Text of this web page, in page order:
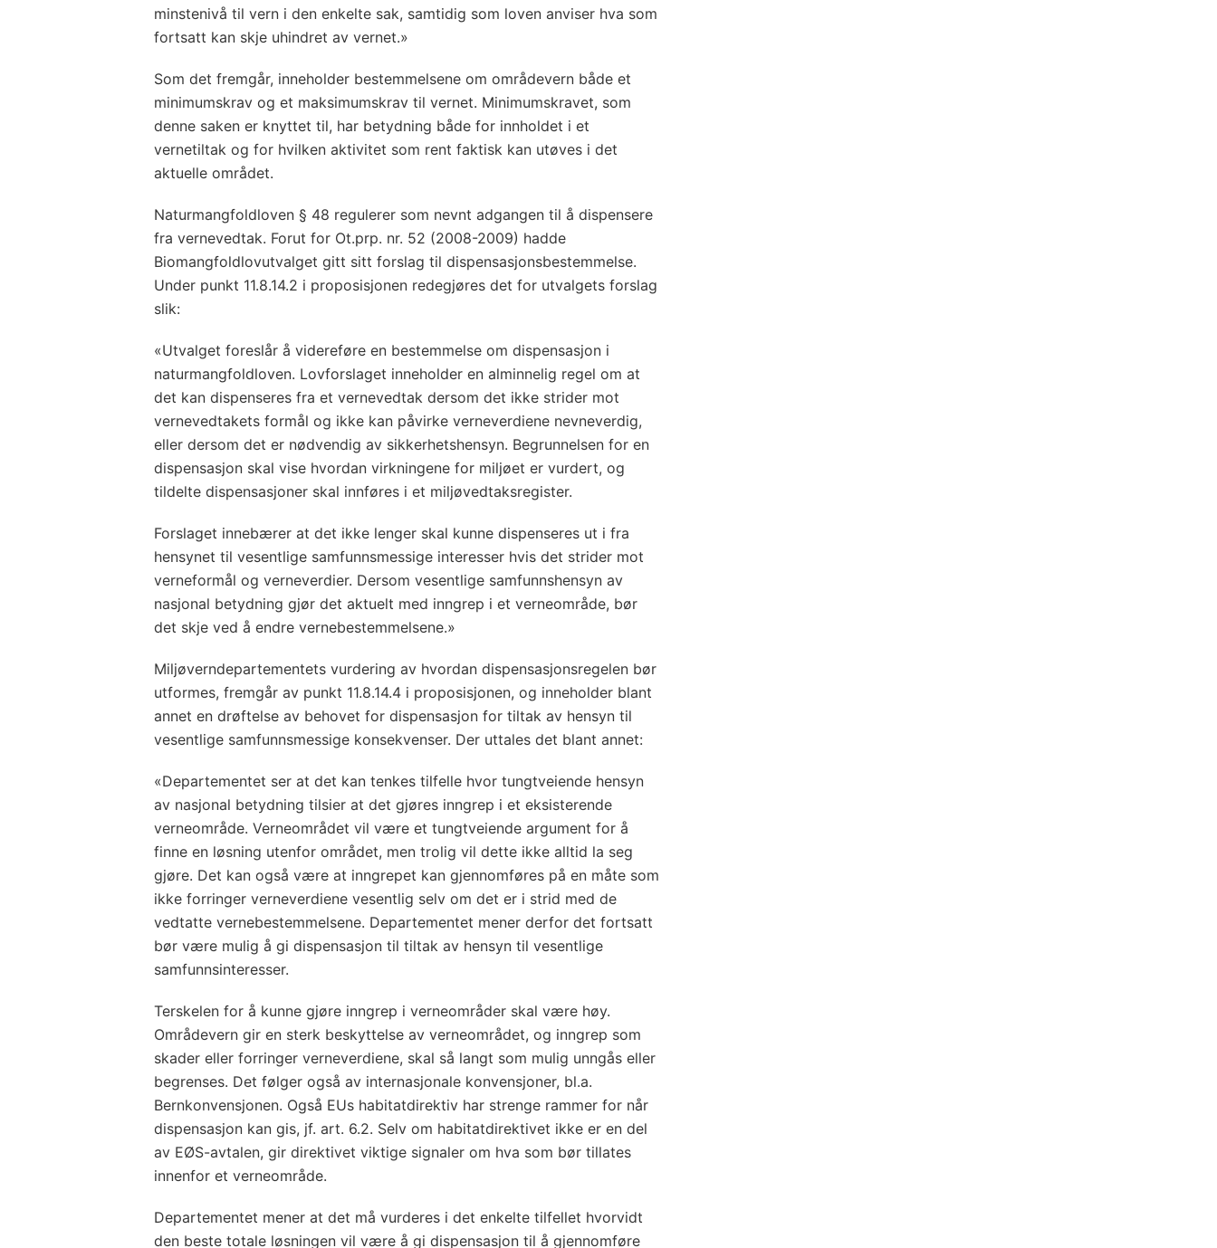
minstenivå til vern i den enkelte sak, samtidig som loven anviser hva som
fortsatt kan skje uhindret av vernet.»
Som det fremgår, inneholder bestemmelsene om områdevern både et
minimumskrav og et maksimumskrav til vernet. Minimumskravet, som
denne saken er knyttet til, har betydning både for innholdet i et
vernetiltak og for hvilken aktivitet som rent faktisk kan utøves i det
aktuelle området.
Naturmangfoldloven § 48 regulerer som nevnt adgangen til å dispensere
fra vernevedtak. Forut for Ot.prp. nr. 52 (2008-2009) hadde
Biomangfoldlovutvalget gitt sitt forslag til dispensasjonsbestemmelse.
Under punkt 11.8.14.2 i proposisjonen redegjøres det for utvalgets forslag
slik:
«Utvalget foreslår å videreføre en bestemmelse om dispensasjon i
naturmangfoldloven. Lovforslaget inneholder en alminnelig regel om at
det kan dispenseres fra et vernevedtak dersom det ikke strider mot
vernevedtakets formål og ikke kan påvirke verneverdiene nevneverdig,
eller dersom det er nødvendig av sikkerhetshensyn. Begrunnelsen for en
dispensasjon skal vise hvordan virkningene for miljøet er vurdert, og
tildelte dispensasjoner skal innføres i et miljøvedtaksregister.
Forslaget innebærer at det ikke lenger skal kunne dispenseres ut i fra
hensynet til vesentlige samfunnsmessige interesser hvis det strider mot
verneformål og verneverdier. Dersom vesentlige samfunnshensyn av
nasjonal betydning gjør det aktuelt med inngrep i et verneområde, bør
det skje ved å endre vernebestemmelsene.»
Miljøverndepartementets vurdering av hvordan dispensasjonsregelen bør
utformes, fremgår av punkt 11.8.14.4 i proposisjonen, og inneholder blant
annet en drøftelse av behovet for dispensasjon for tiltak av hensyn til
vesentlige samfunnsmessige konsekvenser. Der uttales det blant annet:
«Departementet ser at det kan tenkes tilfelle hvor tungtveiende hensyn
av nasjonal betydning tilsier at det gjøres inngrep i et eksisterende
verneområde. Verneområdet vil være et tungtveiende argument for å
finne en løsning utenfor området, men trolig vil dette ikke alltid la seg
gjøre. Det kan også være at inngrepet kan gjennomføres på en måte som
ikke forringer verneverdiene vesentlig selv om det er i strid med de
vedtatte vernebestemmelsene. Departementet mener derfor det fortsatt
bør være mulig å gi dispensasjon til tiltak av hensyn til vesentlige
samfunnsinteresser.
Terskelen for å kunne gjøre inngrep i verneområder skal være høy.
Områdevern gir en sterk beskyttelse av verneområdet, og inngrep som
skader eller forringer verneverdiene, skal så langt som mulig unngås eller
begrenses. Det følger også av internasjonale konvensjoner, bl.a.
Bernkonvensjonen. Også EUs habitatdirektiv har strenge rammer for når
dispensasjon kan gis, jf. art. 6.2. Selv om habitatdirektivet ikke er en del
av EØS-avtalen, gir direktivet viktige signaler om hva som bør tillates
innenfor et verneområde.
Departementet mener at det må vurderes i det enkelte tilfellet hvorvidt
den beste totale løsningen vil være å gi dispensasjon til å gjennomføre